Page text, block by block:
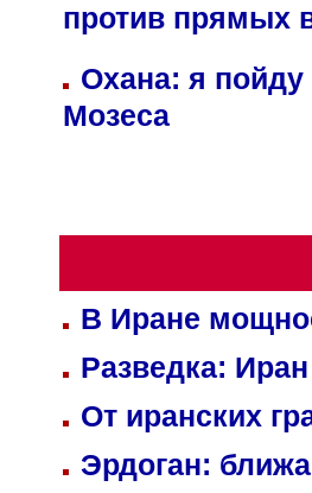
против прямых
Охана: я пойду
Мозеса
В Иране
Разведка:
От иранских
Эрдоган: